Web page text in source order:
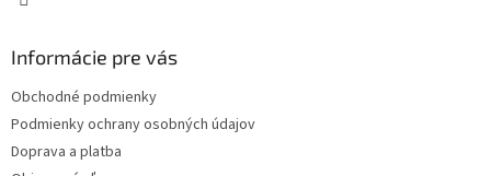
Informácie pre vás
Obchodné podmienky
Podmienky ochrany osobných údajov
Doprava a platba